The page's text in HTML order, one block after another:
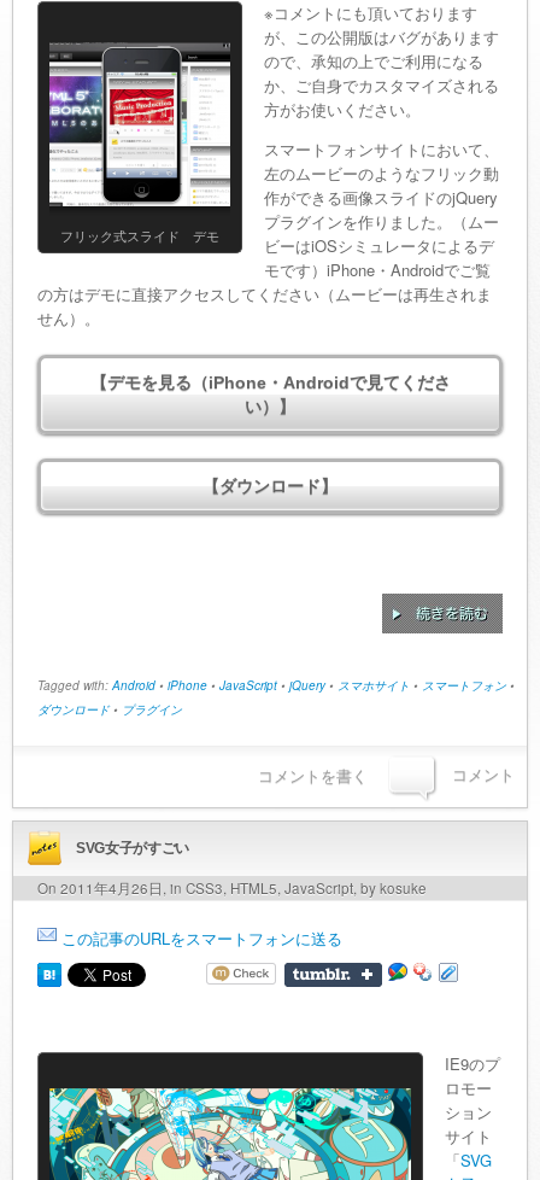
フリック式スライド デモ
※コメントにも頂いております
が、この公開版はバグがあります
ので、承知の上でご利用になる
か、ご自身でカスタマイズされる
方がお使いください。
スマートフォンサイトにおいて、
左のムービーのようなフリック動
作ができる画像スライドのjQuery
プラグインを作りました。（ムー
ビーはiOSシミュレータによるデ
モです）iPhone・Androidでご覧
の方はデモに直接アクセスしてください（ムービーは再生されま
せん）。
【デモを見る（iPhone・Androidで見てくださ
い）】
【ダウンロード】
Tagged with:Android • iPhone • JavaScript • jQuery• スマホサイト • スマートフォン •
ダウンロード• プラグイン
コメント
コメントを書く
SVG女子がすごい
On 2011年4月26日, in CSS3, HTML5, JavaScript, by kosuke
この記事のURLをスマートフォンに送る
IE9のプ
ロモー
ション
サイト
「SVG